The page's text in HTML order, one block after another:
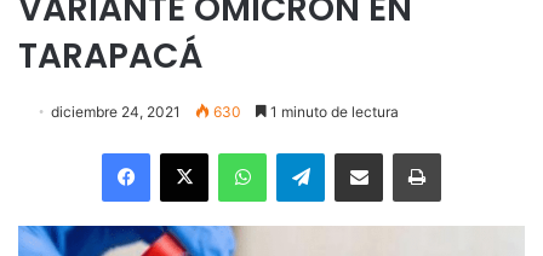
TARAPACÁ
diciembre 24, 2021 630 1 minuto de lectura
Facebook
X WhatsAppTelegramEnviar vía email Imprimir